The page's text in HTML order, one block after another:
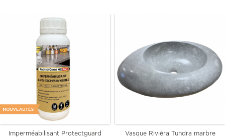
Imperméabilisant Protectguard
Vasque Rivièra Tundra marbre